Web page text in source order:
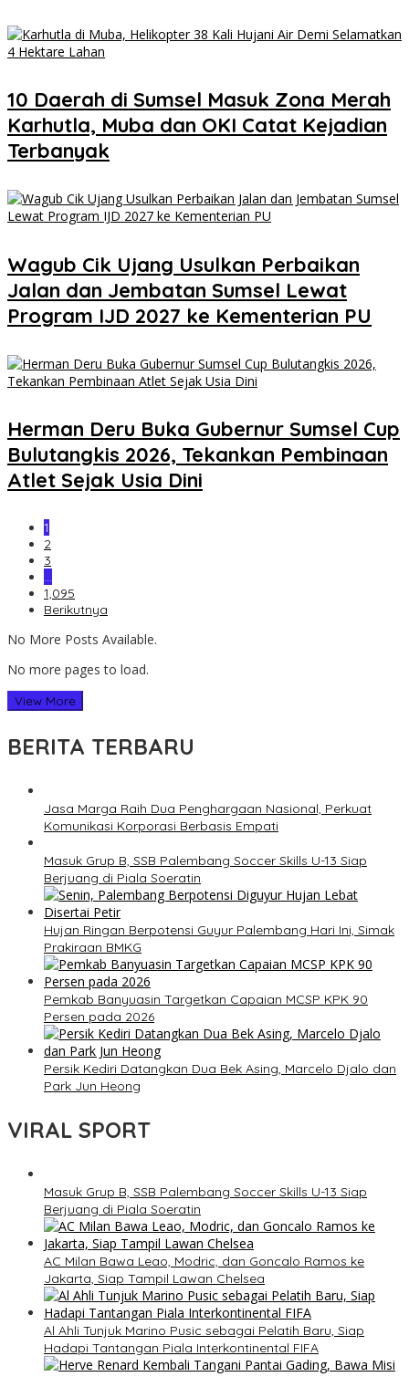
10 Daerah di Sumsel Masuk Zona Merah
Karhutla, Muba dan OKI Catat Kejadian
Terbanyak
Wagub Cik Ujang Usulkan Perbaikan
Jalan dan Jembatan Sumsel Lewat
Program IJD 2027 ke Kementerian PU
Herman Deru Buka Gubernur Sumsel Cup
Bulutangkis 2026, Tekankan Pembinaan
Atlet Sejak Usia Dini
1
2
3
…
1,095
Berikutnya
No More Posts Available.
No more pages to load.
View More
BERITA TERBARU
Jasa Marga Raih Dua Penghargaan Nasional, Perkuat
Komunikasi Korporasi Berbasis Empati
Masuk Grup B, SSB Palembang Soccer Skills U-13 Siap
Berjuang di Piala Soeratin
Hujan Ringan Berpotensi Guyur Palembang Hari Ini, Simak
Prakiraan BMKG
Pemkab Banyuasin Targetkan Capaian MCSP KPK 90
Persen pada 2026
Persik Kediri Datangkan Dua Bek Asing, Marcelo Djalo dan
Park Jun Heong
VIRAL SPORT
Masuk Grup B, SSB Palembang Soccer Skills U-13 Siap
Berjuang di Piala Soeratin
AC Milan Bawa Leao, Modric, dan Goncalo Ramos ke
Jakarta, Siap Tampil Lawan Chelsea
Al Ahli Tunjuk Marino Pusic sebagai Pelatih Baru, Siap
Hadapi Tantangan Piala Interkontinental FIFA